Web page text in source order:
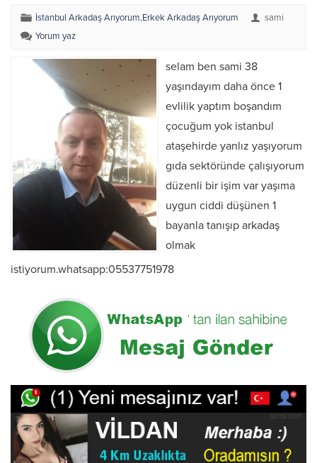
İstanbul Arkadaş Arıyorum,Erkek Arkadaş Arıyorum
sami
Yorum yaz
selam ben sami 38
yaşındayım daha önce 1
evlilik yaptım boşandım
çocuğum yok istanbul
ataşehirde yanlız yaşıyorum
gıda sektöründe çalışıyorum
düzenli bir işim var yaşıma
uygun ciddi düşünen 1
bayanla tanışıp arkadaş
olmak
istiyorum.whatsapp:05537751978